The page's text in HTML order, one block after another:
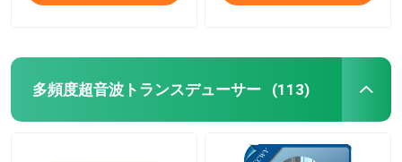
多頻度超音波トランスデューサー (113)